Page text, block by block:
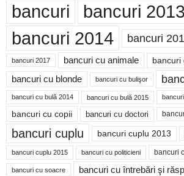
bancuri bancuri 2013
bancuri 2014 bancuri
bancuri 2017 bancuri cu animale bancuri
bancuri cu blonde bancuri cu bulişor
bancuri cu bulă 2014 bancuri cu bulă 2015
bancuri cu copii bancuri cu doctori
bancuri cuplu bancuri cuplu 2013
bancuri cuplu 2015 bancuri cu politicieni bancuri
bancuri cu soacre bancuri cu întrebări şi